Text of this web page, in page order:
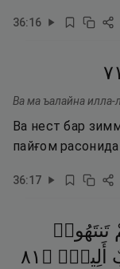
36:16
١٧
Ва ма ъалайна илла-
Ва нест бар
пайғом
36:17
تَنتَهُوا۟
أَلِيمٌۭ ۝ ١٨